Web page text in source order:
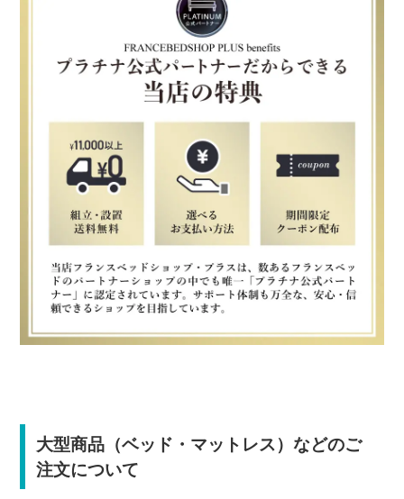
大型商品（ベッド・マットレス）などのご
注文について